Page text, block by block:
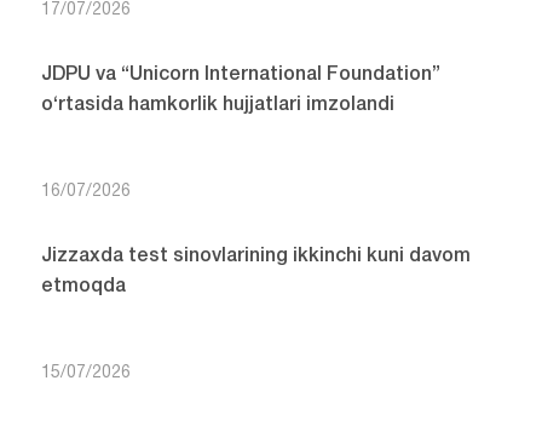
17/07/2026
JDPU va “Unicorn International Foundation”
o‘rtasida hamkorlik hujjatlari imzolandi
16/07/2026
Jizzaxda test sinovlarining ikkinchi kuni davom
etmoqda
15/07/2026